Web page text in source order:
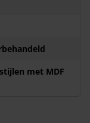
met MDF